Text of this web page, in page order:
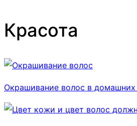
Красота
Окрашивание волос в домашних